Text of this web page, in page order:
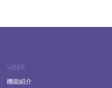
VIBER
機能紹介